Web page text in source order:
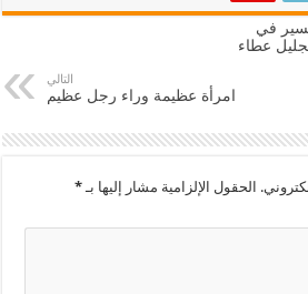
في
عطاء
التالي
امرأة عظيمة وراء رجل عظيم
الحقول الإلزامية مشار إليها بـ*